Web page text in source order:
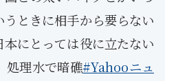
ときに相手から要らない
本にとっては役に立たない
理水で暗礁#Yahooニュ